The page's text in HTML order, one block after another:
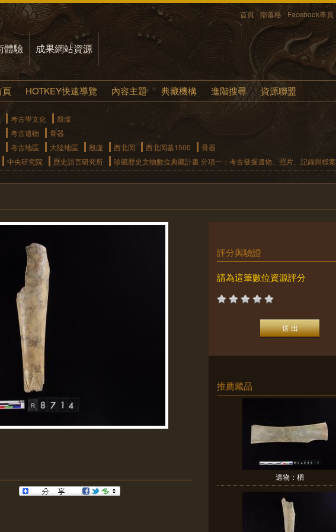
首頁 部落格 Facebook專頁
體驗 成果網站資源
HOTKEY快速導覽 內容主題 典藏機構 進階搜尋 資源聯盟
考古學文化
殷虛
考古遺物
骨器
考古地區
大陸地區 殷虛 西北岡 西北岡墓1500
骨器
中央研究院
歷史語言研究所 珍藏歷史文物數位典藏計畫 分項一：考古發掘遺物、照片、記錄與檔案
評分與驗證
請為這筆數位資源評分
推薦藏品
遺物：柶